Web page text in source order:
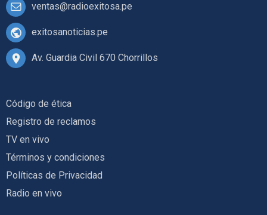
ventas@radioexitosa.pe
exitosanoticias.pe
Av. Guardia Civil 670 Chorrillos
Código de ética
Registro de reclamos
TV en vivo
Términos y condiciones
Políticas de Privacidad
Radio en vivo